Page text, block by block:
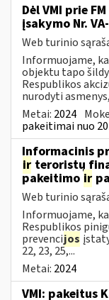
Dėl VMI prie
įsakymo Nr.
Web turinio
Informuojame,
objektu tapo
Respublikos
nurodyti
Metai: 2024
pakeitimai nuo
Informacinis
ir teroristų
pakeitimo ir
Web turinio
Informuojame,
Respublikos
prevencijos
22, 23, 25,...
Metai: 2024
VMI: pakeitus